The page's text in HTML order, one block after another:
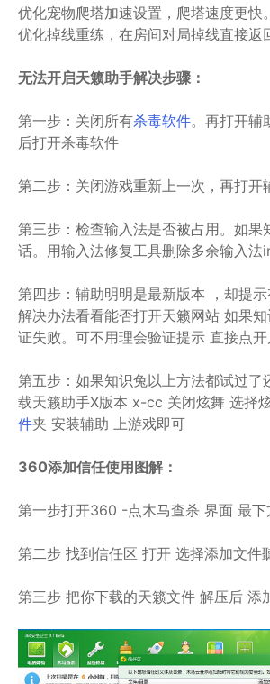
优化宠物爬塔加速设置，爬塔速度更快。
优化掉线重练，在房间对局掉线直接返
无法开启天籁助手解决步骤：
第一步：关闭所有杀毒软件。再打开辅
后打开杀毒软件
第二步：关闭游戏重新上一次，再打开
第三步：检查输入法是否被占用。如果
话。用输入法修复工具删除多余输入法
第四步：辅助明明是最新版本 ，却提
解决办法看看能否打开天籁网站 如果
证失败。可不用理会验证提示 直接点
第五步：如果知识兔以上方法都试过了
载天籁助手X版本 x-cc 关闭炫舞 选择
件夹 安装辅助 上游戏即可
360添加信任使用图解：
第一步打开360 -点木马查杀 界面 最下
第二步 找到信任区 打开 选择添加文件
第三步 把你下载的天籁文件 解压后 添